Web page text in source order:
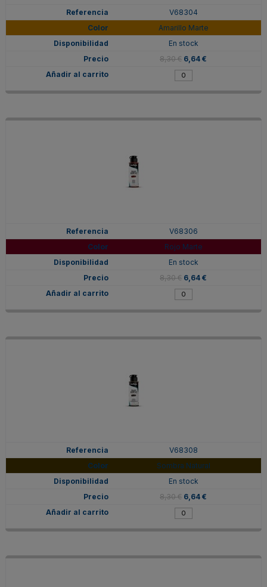
V68304
Amarillo Marte
En stock
8,30 € 6,64 €
V68306
Rojo Marte
En stock
8,30 € 6,64 €
V68308
Sombra Natural
En stock
8,30 € 6,64 €